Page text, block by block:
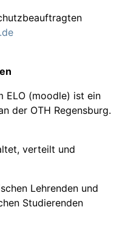
ELO (moodle) ist ein
der OTH Regensburg.
verteilt und
Lehrenden und
Studierenden